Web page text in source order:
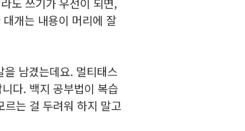
개는 내용이 머리에 잘
남겼는데요. 멀티태스
다. 백지 공부법이 복습
르는 걸 두려워 하지 말고